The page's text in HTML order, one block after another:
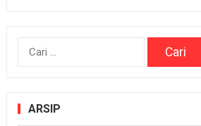
Cari
ARSIP